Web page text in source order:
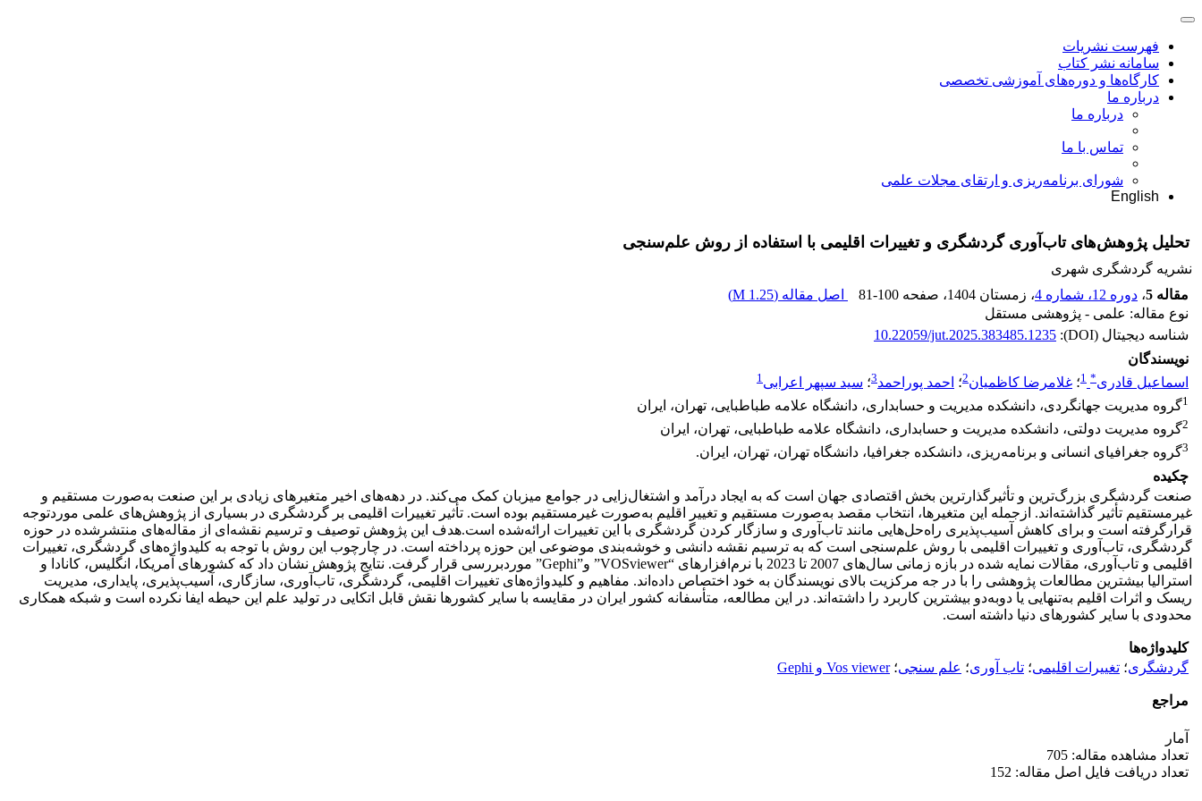
فهرست نشریات
سامانه نشر کتاب
کارگاه‌ها و دوره‌های آموزشی تخصصی
درباره ما
درباره ما
تماس با ما
شورای برنامه‌ریزی و ارتقای مجلات علمی
English
تحلیل پژوهش‌های تاب‌آوری گردشگری و تغییرات اقلیمی با استفاده از روش علم‌سنجی
نشریه گردشگری شهری
مقاله 5
، دوره 12، شماره 4 ، زمستان 1404 ، صفحه 81-100 اصل مقاله (1.25 M
)
نوع مقاله: علمی - پژوهشی مستقل
شناسه دیجیتال (DOI):
10.22059/jut.2025.383485.1235
نویسندگان
اسماعیل قادری*
1؛ غلامرضا کاظمیان2؛ احمد پوراحمد3؛ سید سپهر اعرابی1
1گروه مدیریت جهانگردی، دانشکده مدیریت و حسابداری، دانشگاه علامه طباطبایی، تهران، ایران
2گروه مدیریت دولتی، دانشکده مدیریت و حسابداری، دانشگاه علامه طباطبایی، تهران، ایران
3گروه جغرافیای انسانی و برنامه‌ریزی، دانشکده جغرافیا، دانشگاه تهران، تهران، ایران.
چکیده
صنعت گردشگری بزرگ‌ترین و تأثیرگذارترین بخش اقتصادی جهان است که به ایجاد درآمد و اشتغال‌زایی در جوامع میزبان کمک می‌کند. در دهه‌های اخیر متغیرهای زیادی بر این صنعت به‌صورت مستقیم و
غیرمستقیم تأثیر گذاشته‌اند. ازجمله این متغیرها، انتخاب مقصد به‌صورت مستقیم و تغییر اقلیم به‌صورت غیرمستقیم بوده است. تأثیر تغییرات اقلیمی بر گردشگری در بسیاری از پژوهش‌های علمی موردتوجه
قرارگرفته است و برای کاهش آسیب‌پذیری راه‌حل‌هایی مانند تاب‌آوری و سازگار کردن گردشگری با این تغییرات ارائه‌شده است.هدف این پژوهش توصیف و ترسیم نقشه‌ای از مقاله‌های منتشرشده در حوزه
گردشگری، تاب‌آوری و تغییرات اقلیمی با روش علم‌سنجی است که به ترسیم نقشه دانشی و خوشه‌بندی موضوعی این حوزه پرداخته است. در چارچوب این روش با توجه به کلیدواژه‌های گردشگری، تغییرات
اقلیمی و تاب‌آوری، مقالات نمایه شده در بازه زمانی سال‌های 2007 تا 2023 با نرم‌افزارهای “VOSviewer” و”Gephi” موردبررسی قرار گرفت. نتایج پژوهش نشان داد که کشورهای آمریکا، انگلیس، کانادا و
استرالیا بیشترین مطالعات پژوهشی را با در جه مرکزیت بالای نویسندگان به خود اختصاص داده‌اند. مفاهیم و کلیدواژه‌های تغییرات اقلیمی، گردشگری، تاب‌آوری، سازگاری، آسیب‌پذیری، پایداری، مدیریت
ریسک و اثرات اقلیم به‌تنهایی یا دوبه‌دو بیشترین کاربرد را داشته‌اند. در این مطالعه، متأسفانه کشور ایران در مقایسه با سایر کشورها نقش قابل اتکایی در تولید علم این حیطه ایفا نکرده است و شبکه همکاری
محدودی با سایر کشورهای دنیا داشته است.
کلیدواژه‌ها
گردشگری؛ تغییرات اقلیمی؛ تاب آوری؛ علم سنجی؛Vos viewer و Gephi
مراجع
آمار
تعداد مشاهده مقاله: 705
تعداد دریافت فایل اصل مقاله: 152